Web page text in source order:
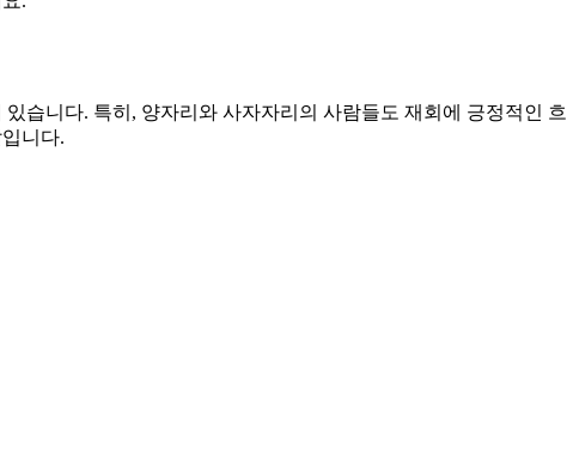
습니다. 특히, 양자리와 사자자리의 사람들도 재회에 긍정적인
니다.